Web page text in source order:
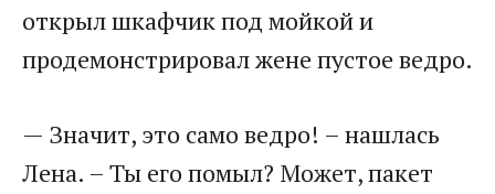
открыл шкафчик под мойкой и
продемонстрировал жене пустое ведро.
— Значит, это само ведро! – нашлась
Лена. – Ты его помыл? Может, пакет